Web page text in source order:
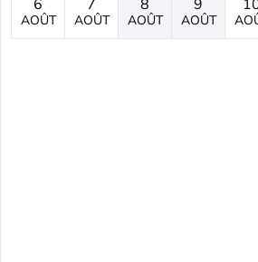
6
AOÛT
7
AOÛT
8
AOÛT
9
AOÛT